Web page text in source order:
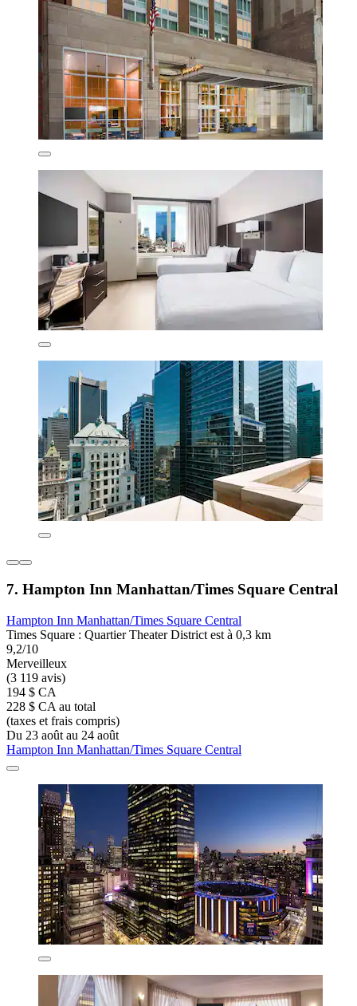
7. Hampton Inn Manhattan/Times Square Central
Hampton Inn Manhattan/Times Square Central
Times Square : Quartier Theater District est à 0,3 km
9,2/10
Merveilleux
(3 119 avis)
194 $ CA
228 $ CA au total
(taxes et frais compris)
Du 23 août au 24 août
Hampton Inn Manhattan/Times Square Central